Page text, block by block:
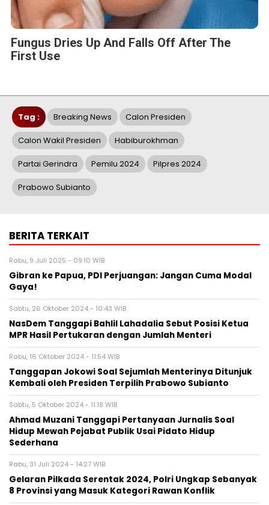
Fungus Dries Up And Falls Off After The
First Use
Tag : Breaking News Calon Presiden
Calon Wakil Presiden Habiburokhman
Partai Gerindra Pemilu 2024 Pilpres 2024
Prabowo Subianto
BERITA TERKAIT
Rabu, 9 Juli 2025 - 09:10 WIB
Gibran ke Papua, PDI Perjuangan: Jangan Cuma Modal
Gaya!
Sabtu, 26 Oktober 2024 - 10:43 WIB
NasDem Tanggapi Bahlil Lahadalia Sebut Posisi Ketua
MPR Hasil Pertukaran dengan Jumlah Menteri
Rabu, 16 Oktober 2024 - 11:54 WIB
Tanggapan Jokowi Soal Sejumlah Menterinya Ditunjuk
Kembali oleh Presiden Terpilih Prabowo Subianto
Sabtu, 5 Oktober 2024 - 11:18 WIB
Ahmad Muzani Tanggapi Pertanyaan Jurnalis Soal
Hidup Mewah Pejabat Publik Usai Pidato Hidup
Sederhana
Rabu, 31 Juli 2024 - 14:27 WIB
Gelaran Pilkada Serentak 2024, Polri Ungkap Sebanyak
8 Provinsi yang Masuk Kategori Rawan Konflik